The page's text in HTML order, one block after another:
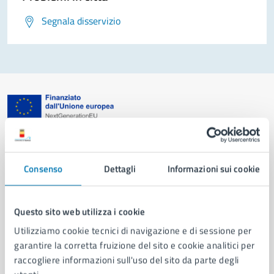
Consenso Dettagli Informazioni sui cookie
Questo sito web utilizza i cookie
Utilizziamo cookie tecnici di navigazione e di sessione per
garantire la corretta fruizione del sito e cookie analitici per
raccogliere informazioni sull'uso del sito da parte degli
Segnala disservizio
Organi di governo
Municipalità
Uffici
Enti e fondazioni
Politici